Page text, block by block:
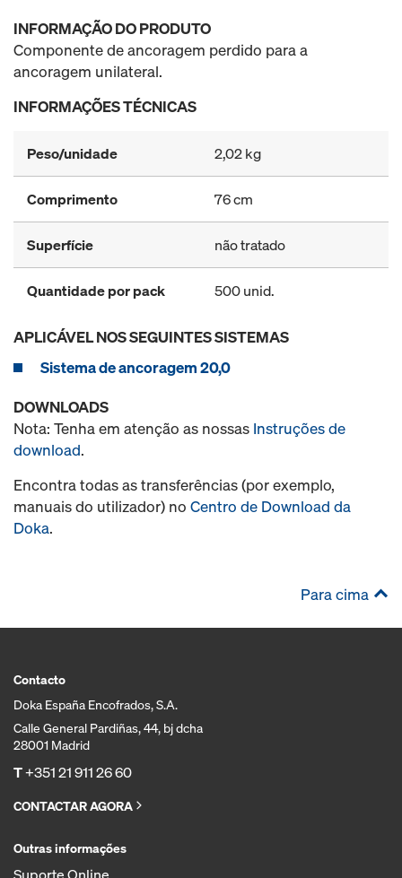
INFORMAÇÃO DO PRODUTO
Componente de ancoragem perdido para a
ancoragem unilateral.
INFORMAÇÕES TÉCNICAS
Peso/unidade 2,02 kg
Comprimento 76 cm
Superfície não tratado
Quantidade por pack 500 unid.
APLICÁVEL NOS SEGUINTES SISTEMAS
Sistema de ancoragem 20,0
DOWNLOADS
Nota: Tenha em atenção as nossas Instruções de
download.
Encontra todas as transferências (por exemplo,
manuais do utilizador) no Centro de Download da
Doka.
Para cima
Contacto
Doka España Encofrados, S.A.
Calle General Pardiñas, 44, bj dcha
28001 Madrid
T+351 21 911 26 60
CONTACTAR AGORA
Outras informações